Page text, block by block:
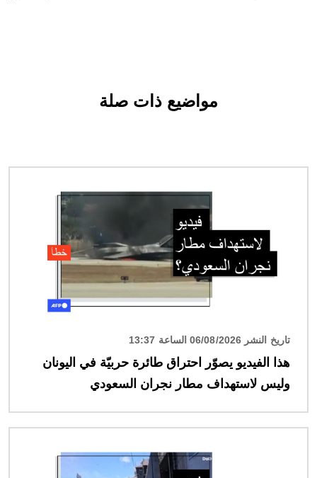
مواضيع ذات صلة
تاريخ النشر 06/08/2026 الساعة 13:37
هذا الفيديو يصوّر احتراق طائرة حربيّة في اليونان
وليس لاستهداف مطار نجران السعودي